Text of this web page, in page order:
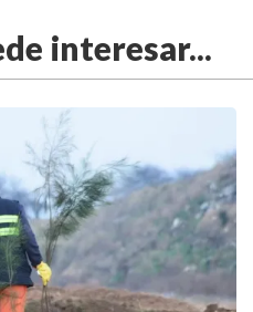
interesar...